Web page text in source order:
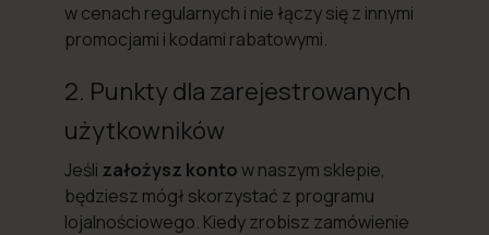
w cenach regularnych i nie łączy się z innymi
promocjami i kodami rabatowymi.
2. Punkty dla zarejestrowanych
użytkowników
Jeśli założysz kontow naszym sklepie,
będziesz mógł skorzystać z programu
lojalnościowego. Kiedy zrobisz zamówienie